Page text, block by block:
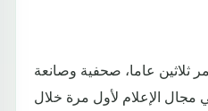
ثلاثين عاما، صحفية وصانعة
مجال الإعلام لأول مرة خلال